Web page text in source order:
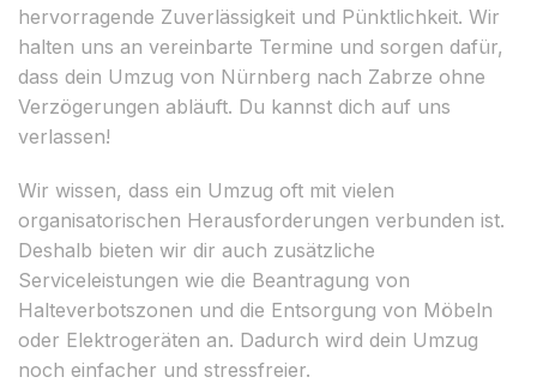
hervorragende Zuverlässigkeit und Pünktlichkeit. Wir
halten uns an vereinbarte Termine und sorgen dafür,
dass dein Umzug von Nürnberg nach Zabrze ohne
Verzögerungen abläuft. Du kannst dich auf uns
verlassen!
Wir wissen, dass ein Umzug oft mit vielen
organisatorischen Herausforderungen verbunden ist.
Deshalb bieten wir dir auch zusätzliche
Serviceleistungen wie die Beantragung von
Halteverbotszonen und die Entsorgung von Möbeln
oder Elektrogeräten an. Dadurch wird dein Umzug
noch einfacher und stressfreier.